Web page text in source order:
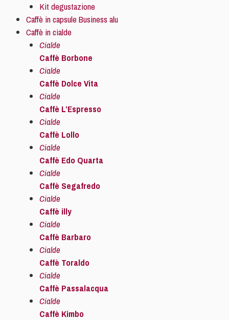
Kit degustazione
Caffè in capsule Business alu
Caffè in cialde
Cialde
Caffè Borbone
Cialde
Caffè Dolce Vita
Cialde
Caffè L’Espresso
Cialde
Caffè Lollo
Cialde
Caffè Edo Quarta
Cialde
Caffè Segafredo
Cialde
Caffè illy
Cialde
Caffè Barbaro
Cialde
Caffè Toraldo
Cialde
Caffè Passalacqua
Cialde
Caffè Kimbo